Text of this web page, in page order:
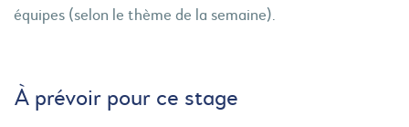
équipes (selon le thème de la semaine).
À prévoir pour ce stage